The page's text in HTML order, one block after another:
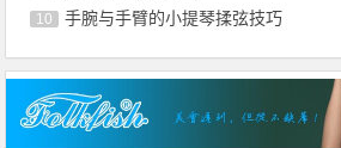
10 手腕与手臂的小提琴揉弦技巧